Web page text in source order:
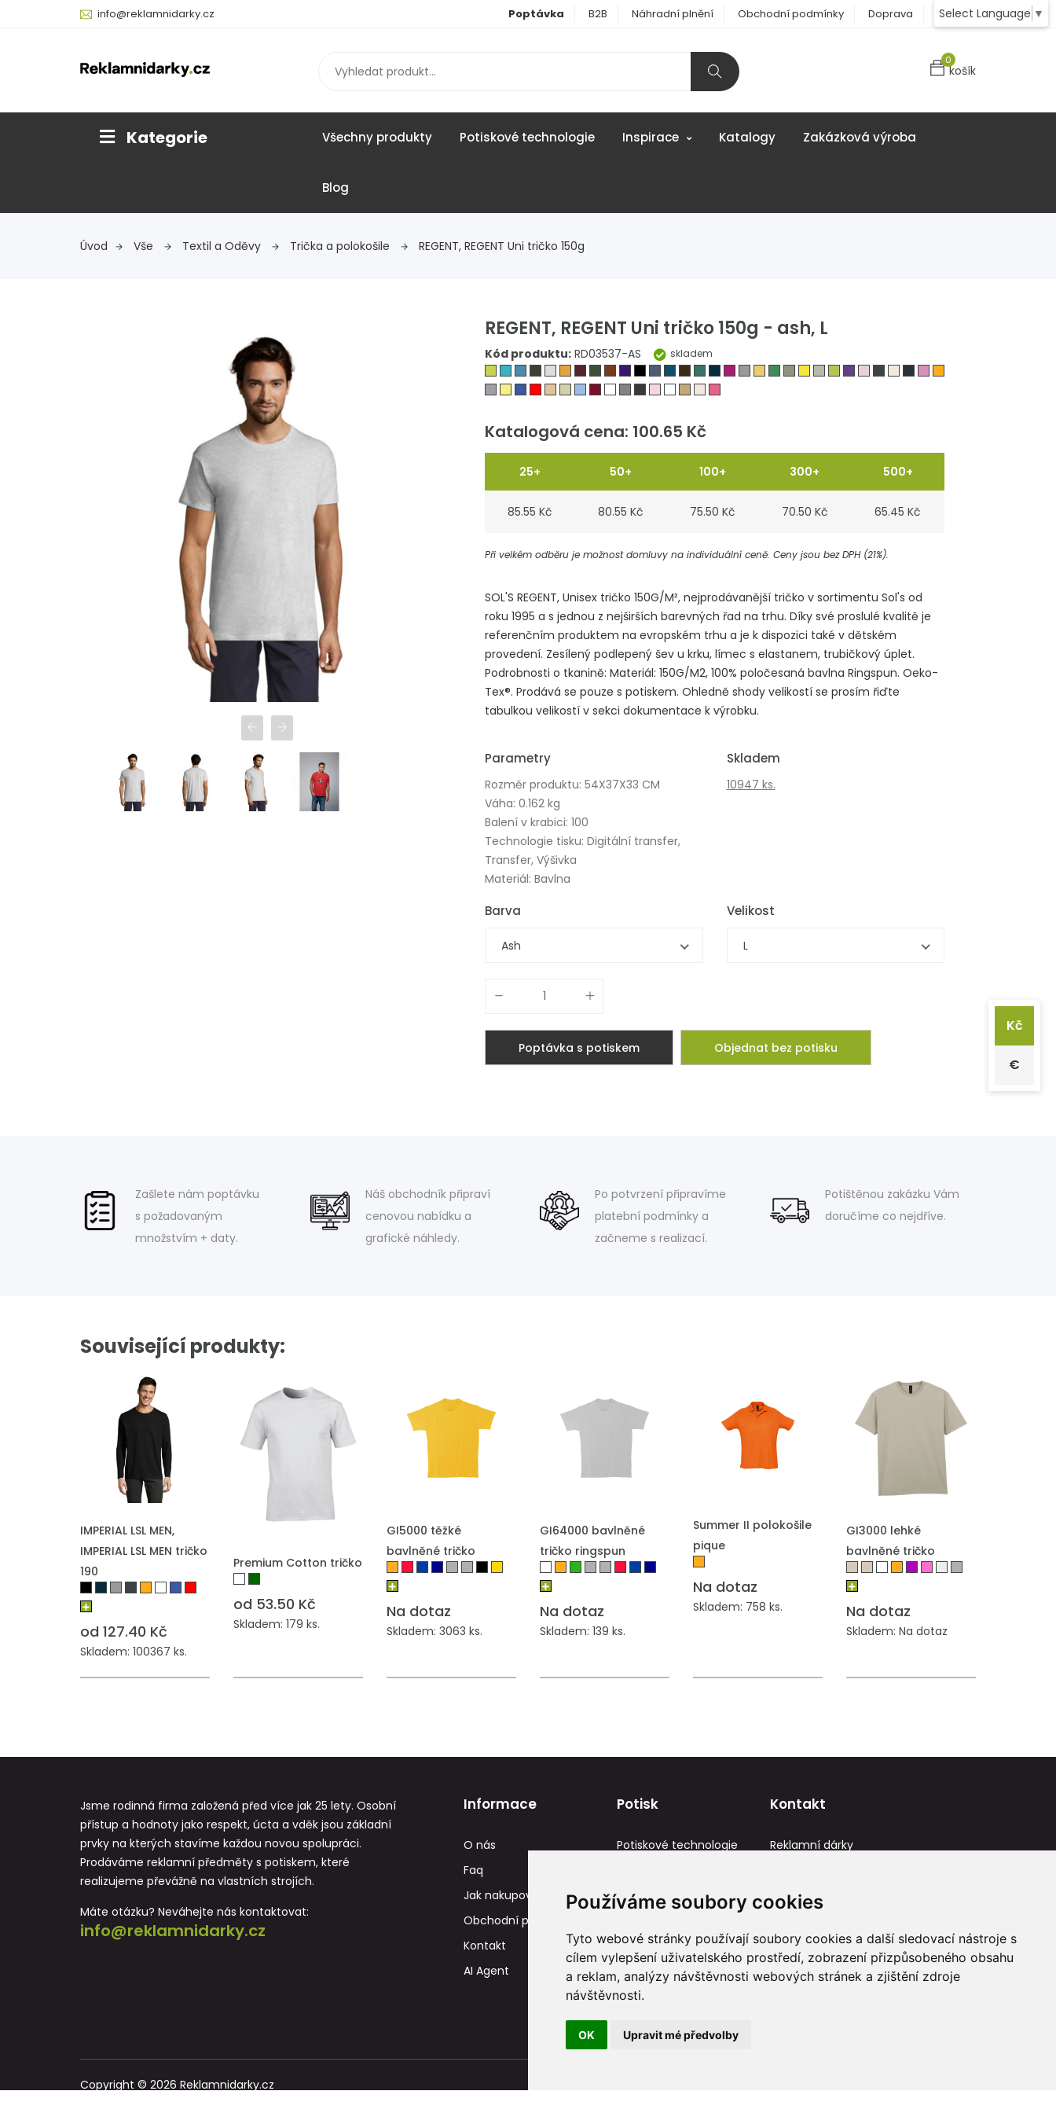
Používáme soubory cookies
Tyto webové stránky používají soubory cookies a další sledovací nástroje s
cílem vylepšení uživatelského prostředí, zobrazení přizpůsobeného obsahu
a reklam, analýzy návštěvnosti webových stránek a zjištění zdroje
návštěvnosti.
OK Upravit mé předvolby
Select Language ▼
info@reklamnidarky.cz Poptávka B2B Náhradní plnění Obchodní podmínky Doprava Kontakt
0
košík
Kategorie Všechny produkty Potiskové technologie Inspirace Katalogy Zakázková výroba
Blog
Úvod Vše Textil a Oděvy Trička a polokošile REGENT, REGENT Uni tričko 150g
REGENT, REGENT Uni tričko 150g - ash, L
Kód produktu: RD03537-AS skladem
Katalogová cena: 100.65 Kč
25+ 50+ 100+ 300+ 500+
85.55 Kč 80.55 Kč 75.50 Kč 70.50 Kč 65.45 Kč
Při velkém odběru je možnost domluvy na individuální ceně. Ceny jsou bez DPH (21%).
SOL'S REGENT, Unisex tričko 150G/M², nejprodávanější tričko v sortimentu Sol's od
roku 1995 a s jednou z nejširších barevných řad na trhu. Díky své proslulé kvalitě je
referenčním produktem na evropském trhu a je k dispozici také v dětském
provedení. Zesílený podlepený šev u krku, límec s elastanem, trubičkový úplet.
Podrobnosti o tkanině: Materiál: 150G/M2, 100% poločesaná bavlna Ringspun. Oeko-
Tex®. Prodává se pouze s potiskem. Ohledně shody velikostí se prosím řiďte
tabulkou velikostí v sekci dokumentace k výrobku.
Parametry
Rozměr produktu: 54X37X33 CM
Váha: 0.162 kg
Balení v krabici: 100
Technologie tisku: Digitální transfer,
Transfer, Výšivka
Materiál: Bavlna
Skladem
10947 ks.
Barva
Ash
Velikost
L
Poptávka s potiskem Objednat bez potisku
Zašlete nám poptávku
s požadovaným
množstvím + daty.
Náš obchodník připraví
cenovou nabídku a
grafické náhledy.
Po potvrzení připravíme
platební podmínky a
začneme s realizací.
Potištěnou zakázku Vám
doručíme co nejdříve.
Související produkty:
IMPERIAL LSL MEN,
IMPERIAL LSL MEN tričko
190
od 127.40 Kč
Skladem: 100367 ks.
PŘIDAT DO POPTÁVKY
Premium Cotton tričko
od 53.50 Kč
Skladem: 179 ks.
PŘIDAT DO POPTÁVKY
GI5000 těžké
bavlněné tričko
Na dotaz
Skladem: 3063 ks.
PŘIDAT DO POPTÁVKY
GI64000 bavlněné
tričko ringspun
Na dotaz
Skladem: 139 ks.
PŘIDAT DO POPTÁVKY
Summer II polokošile
pique
Na dotaz
Skladem: 758 ks.
PŘIDAT DO POPTÁVKY
GI3000 lehké
bavlněné tričko
Na dotaz
Skladem: Na dotaz
Jsme rodinná firma založená před více jak 25 lety. Osobní
přístup a hodnoty jako respekt, úcta a vděk jsou základní
prvky na kterých stavíme každou novou spolupráci.
Prodáváme reklamní předměty s potiskem, které
realizujeme převážně na vlastních strojích.
Máte otázku? Neváhejte nás kontaktovat:
info@reklamnidarky.cz
Informace
O nás
Faq
Jak nakupovat
Obchodní podmínky
Kontakt
AI Agent
Potisk
Potiskové technologie
Tisková data
Kontakt
Reklamní dárky
+420 736 787 715
Copyright © 2026 Reklamnidarky.cz
Kč
€